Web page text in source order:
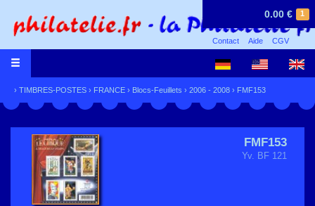
1
0.00 €
Contact Aide CGV
› TIMBRES-POSTES › FRANCE › Blocs-Feuillets › 2006 - 2008 › FMF153
FMF153
Yv. BF 121